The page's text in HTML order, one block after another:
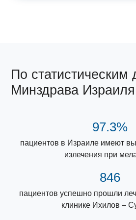
По статистическим
Минздрава
97.3%
пациентов в Израиле имеют
излечения при
846
пациентов успешно прошли
клинике Ихилов –